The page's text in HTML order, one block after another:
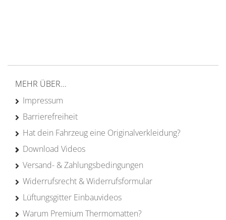
MEHR ÜBER...
Impressum
Barrierefreiheit
Hat dein Fahrzeug eine Originalverkleidung?
Download Videos
Versand- & Zahlungsbedingungen
Widerrufsrecht & Widerrufsformular
Lüftungsgitter Einbauvideos
Warum Premium Thermomatten?